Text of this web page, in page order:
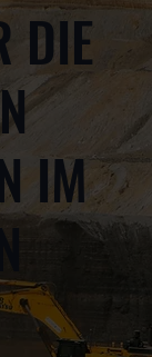
DIE
IM